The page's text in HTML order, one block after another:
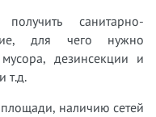
санитарно-
для чего нужно
дезинсекции и
т.д.
наличию сетей